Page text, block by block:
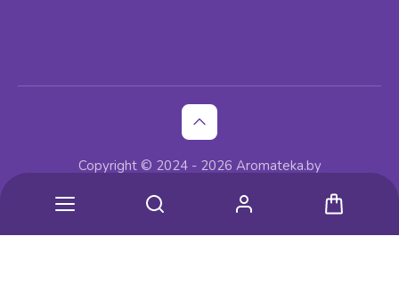
Copyright © 2024 - 2026 Aromateka.by